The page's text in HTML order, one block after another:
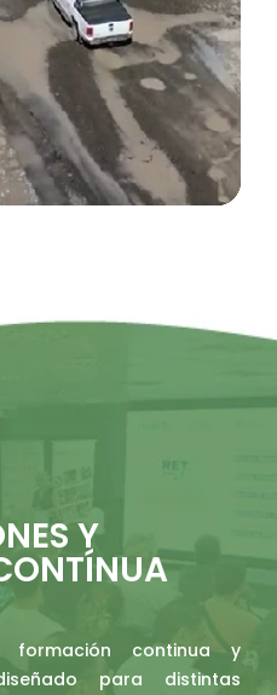
Y
formación continua y
para distintas